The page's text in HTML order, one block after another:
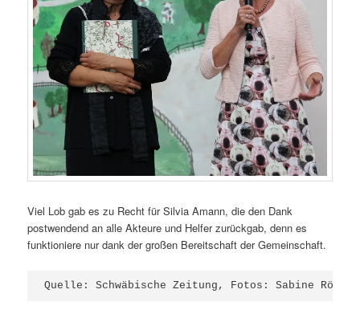
Viel Lob gab es zu Recht für Silvia Amann, die den Dank
postwendend an alle Akteure und Helfer zurückgab, denn es
funktioniere nur dank der großen Bereitschaft der Gemeinschaft.
Quelle: Schwäbische Zeitung, Fotos: Sabine